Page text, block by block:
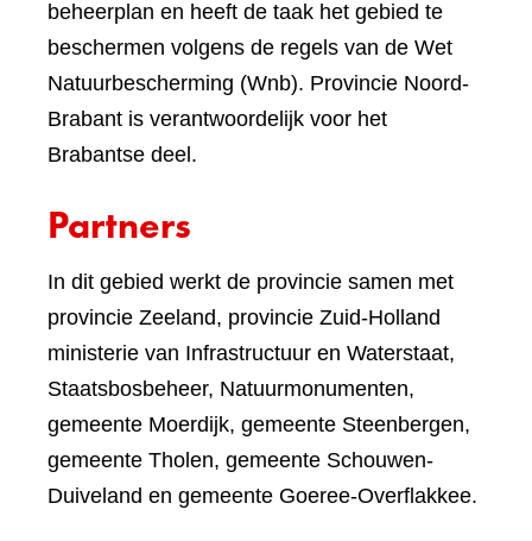
beheerplan en heeft de taak het gebied te
beschermen volgens de regels van de Wet
Natuurbescherming (Wnb). Provincie Noord-
Brabant is verantwoordelijk voor het
Brabantse deel.
Partners
In dit gebied werkt de provincie samen met
provincie Zeeland, provincie Zuid-Holland
ministerie van Infrastructuur en Waterstaat,
Staatsbosbeheer, Natuurmonumenten,
gemeente Moerdijk, gemeente Steenbergen,
gemeente Tholen, gemeente Schouwen-
Duiveland en gemeente Goeree-Overflakkee.